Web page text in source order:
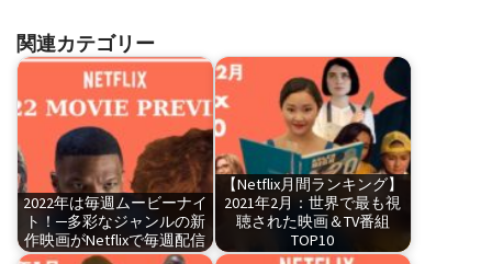
関連カテゴリー
2022年は毎週ムービーナイ
ト！─多彩なジャンルの新
作映画がNetflixで毎週配信
【Netflix月間ランキング】
2021年2月：世界で最も視
聴された映画＆TV番組
TOP10